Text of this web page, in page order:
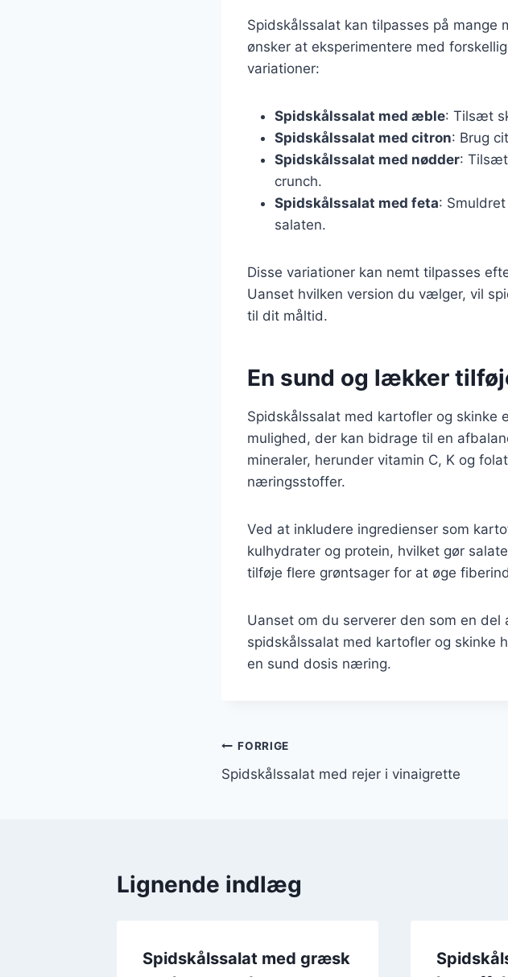
Spidskålssalat kan tilpasses på
ønsker at eksperimentere med
variationer:
Spidskålssalat med æble: Tilsæt
Spidskålssalat med citron: Brug
Spidskålssalat med nødder: Tilsæt
crunch.
Spidskålssalat med feta:
salaten.
Disse variationer kan nemt tilpasses
Uanset hvilken version du vælger, vil
til dit måltid.
En sund og lækker
Spidskålssalat med kartofler og skinke
mulighed, der kan bidrage til en
mineraler, herunder vitamin C, K og
næringsstoffer.
Ved at inkludere ingredienser som
kulhydrater og protein, hvilket gør
tilføje flere grøntsager for at øge
Uanset om du serverer den som en
spidskålssalat med kartofler og skinke
en sund dosis næring.
Indlægsnavigation
FORRIGE
Spidskålssalat med rejer i vinaigrette
Lignende indlæg
Spidskålssalat med græsk